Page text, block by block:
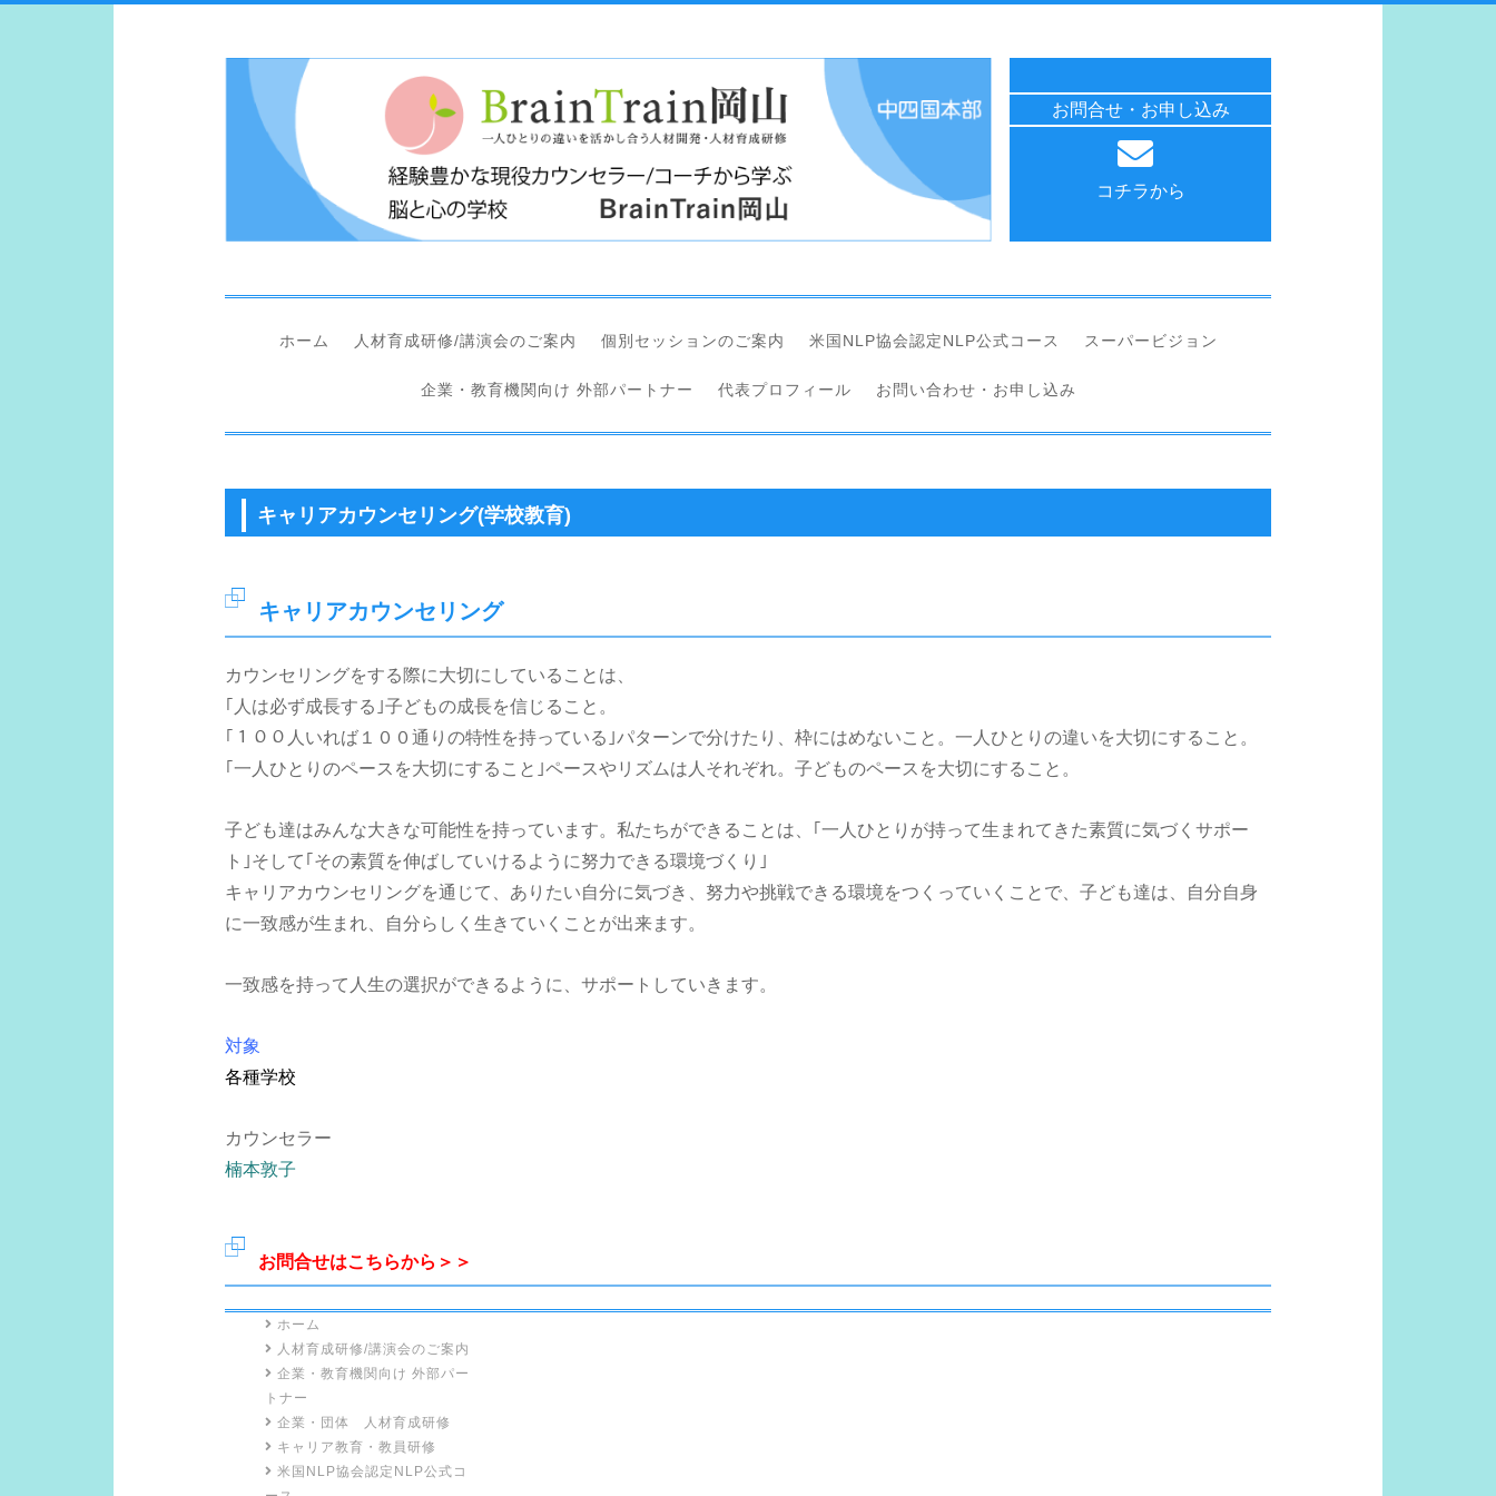
お問合せ・お申し込み
コチラから
ホーム 人材育成研修/講演会のご案内 個別セッションのご案内 米国NLP協会認定NLP公式コース スーパービジョン
企業・教育機関向け 外部パートナー 代表プロフィール お問い合わせ・お申し込み
キャリアカウンセリング(学校教育)
キャリアカウンセリング
カウンセリングをする際に大切にしていることは、
｢人は必ず成長する｣子どもの成長を信じること。
｢１００人いれば１００通りの特性を持っている｣パターンで分けたり、枠にはめないこと。一人ひとりの違いを大切にすること。
｢一人ひとりのペースを大切にすること｣ペースやリズムは人それぞれ。子どものペースを大切にすること。
子ども達はみんな大きな可能性を持っています。私たちができることは、｢一人ひとりが持って生まれてきた素質に気づくサポー
ト｣そして｢その素質を伸ばしていけるように努力できる環境づくり｣
キャリアカウンセリングを通じて、ありたい自分に気づき、努力や挑戦できる環境をつくっていくことで、子ども達は、自分自身
に一致感が生まれ、自分らしく生きていくことが出来ます。
一致感を持って人生の選択ができるように、サポートしていきます。
対象
各種学校
カウンセラー
楠本敦子
お問合せはこちらから＞＞
ホーム
人材育成研修/講演会のご案内
企業・教育機関向け 外部パー
トナー
企業・団体 人材育成研修
キャリア教育・教員研修
米国NLP協会認定NLP公式コ